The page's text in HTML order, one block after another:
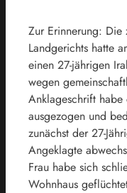
Zur Erinnerung: Die
Landgerichts hatte
einen 27-jährigen
wegen
Anklageschrift
ausgezogen und
zunächst der 27-
Angeklagte
Frau habe sich
Wohnhaus